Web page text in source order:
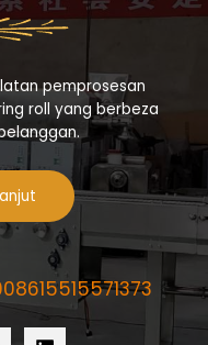
pemprosesan
roll yang berbeza